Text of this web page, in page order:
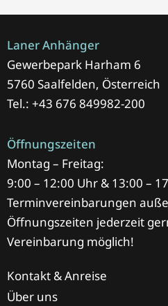
Laner Anhänger
Gewerbepark Harham 6
5760 Saalfelden, Österreich
Tel.: +43 676 849982-200
Öffnungszeiten
Montag – Freitag:
9:00 – 12:00 Uhr & 13:00 –
Terminvereinbarungen
Öffnungszeiten jederzeit
Vereinbarung möglich!
Kontakt & Anreise
Über uns